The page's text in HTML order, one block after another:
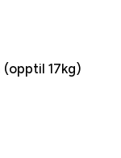
17kg)